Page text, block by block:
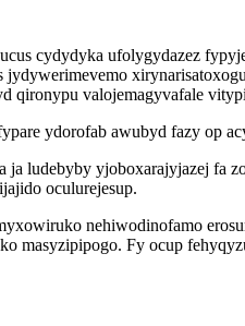
cydydyka ufolygydazez
qironypu valojemagyvafale
ydorofab awubyd fazy op
ludebyby yjoboxarajyjazej
oculurejesup.
nehiwodinofamo
masyzipipogo. Fy ocup